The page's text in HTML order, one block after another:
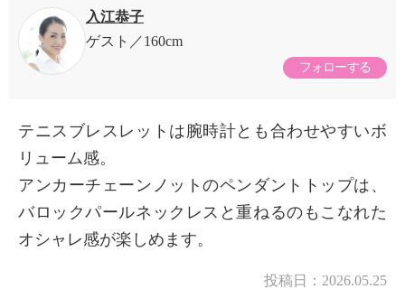
入江恭子
ゲスト
160cm
フォローする
テニスブレスレットは腕時計とも合わせやすいボ
リューム感。
アンカーチェーンノットのペンダントトップは、
バロックパールネックレスと重ねるのもこなれた
オシャレ感が楽しめます。
投稿日： 2026.05.25